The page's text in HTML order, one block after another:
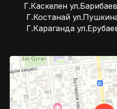
Г.Каскелен
Г.Костанай
Г.Караганда
Kompressor
Компрессоры и компрессорное
Системы вентиляции в Алматы